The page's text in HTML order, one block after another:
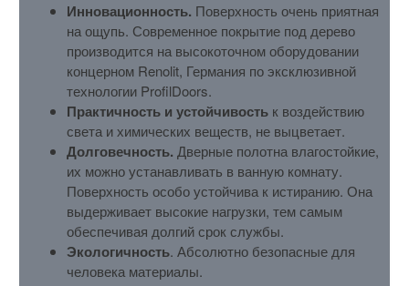
Инновационность. Поверхность очень приятная
на ощупь. Современное покрытие под дерево
производится на высокоточном оборудовании
концерном Renolit, Германия по эксклюзивной
технологии ProfilDoors.
Практичность и устойчивость к воздействию
света и химических веществ, не выцветает.
Долговечность. Дверные полотна влагостойкие,
их можно устанавливать в ванную комнату.
Поверхность особо устойчива к истиранию. Она
выдерживает высокие нагрузки, тем самым
обеспечивая долгий срок службы.
Экологичность. Абсолютно безопасные для
человека материалы.